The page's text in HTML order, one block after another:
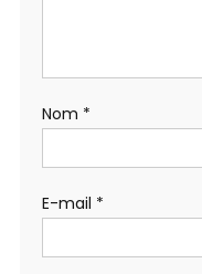
Nom *
E-mail *